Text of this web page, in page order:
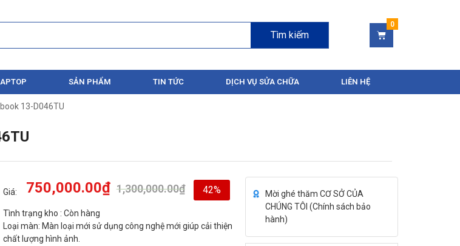
Tìm kiếm
SẢN PHẨM TIN TỨC DỊCH VỤ SỬA CHỮA LIÊN HỆ
13-D046TU
Giá: 1,300,000.00₫
750,000.00₫ 42%
Tình trạng kho : Còn hàng
Loại màn: Màn loại mới sử dụng công nghệ mới giúp cải thiện
chất lượng hình ảnh.
Mời ghé thăm CƠ SỞ CỦA
CHÚNG TÔI (Chính sách bảo
hành)